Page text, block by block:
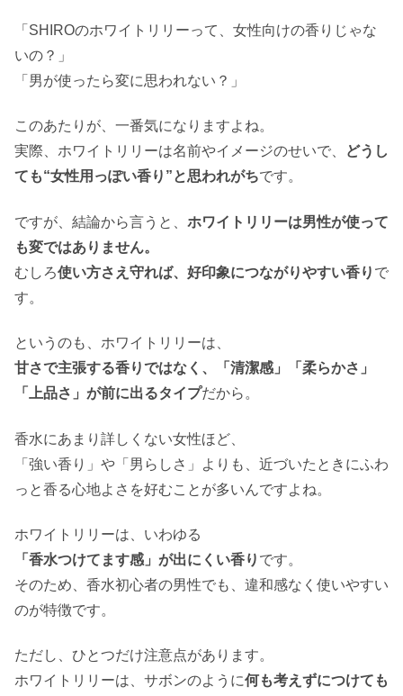
「SHIROのホワイトリリーって、女性向けの香りじゃな
いの？」
「男が使ったら変に思われない？」
このあたりが、一番気になりますよね。
実際、ホワイトリリーは名前やイメージのせいで、
どうし
ても“女性用っぽい香り”と思われがちです。
ですが、結論から言うと、 ホワイトリリーは男性が使って
も変ではありません。
むしろ使い方さえ守れば、好印象につながりやすい香り で
す。
というのも、ホワイトリリーは、
甘さで主張する香りではなく、「清潔感」「柔らかさ」
「上品さ」が前に出るタイプだから。
香水にあまり詳しくない女性ほど、
「強い香り」や「男らしさ」よりも、近づいたときにふわ
っと香る心地よさを好むことが多いんですよね。
ホワイトリリーは、いわゆる
「香水つけてます感」が出にくい香り です。
そのため、香水初心者の男性でも、違和感なく使いやすい
のが特徴です。
ただし、ひとつだけ注意点があります。
ホワイトリリーは、サボンのように何も考えずにつけても